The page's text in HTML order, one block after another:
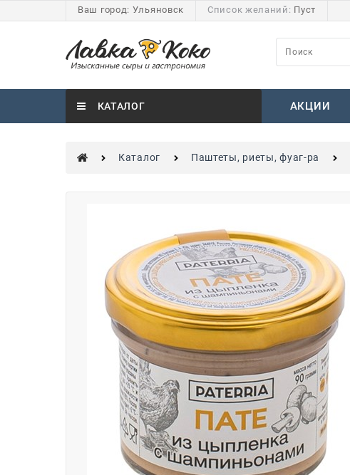
Ваш город: Ульяновск Список желаний: Пуст
КАТАЛОГ АКЦИИ
Каталог Паштеты, риеты, фуаг-ра